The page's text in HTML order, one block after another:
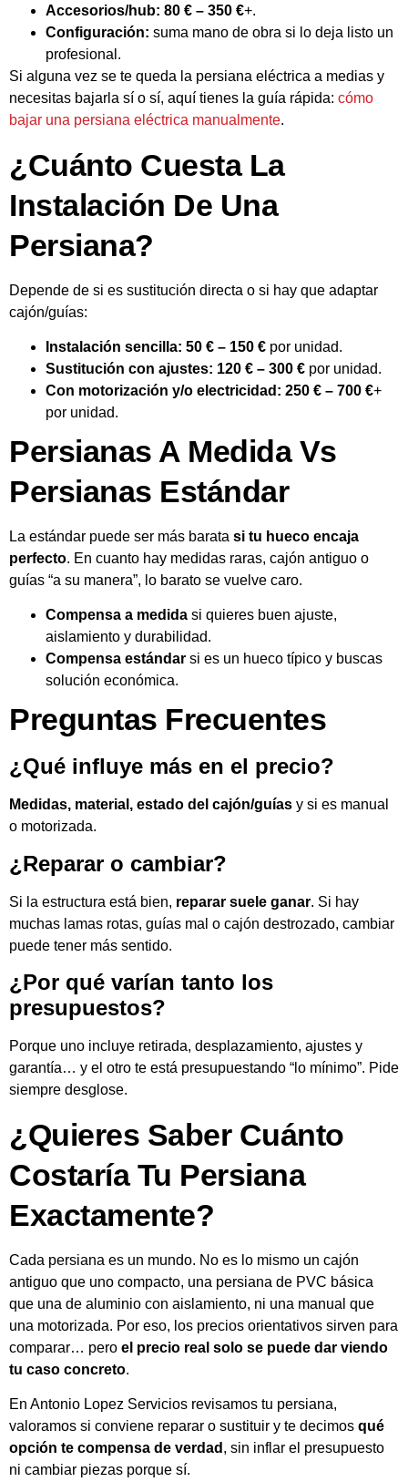
Accesorios/hub: 80 € – 350 €+.
Configuración: suma mano de obra si lo deja listo un
profesional.
Si alguna vez se te queda la persiana eléctrica a medias y
necesitas bajarla sí o sí, aquí tienes la guía rápida: cómo
bajar una persiana eléctrica manualmente.
¿Cuánto Cuesta La
Instalación De Una
Persiana?
Depende de si es sustitución directa o si hay que adaptar
cajón/guías:
Instalación sencilla: 50 € – 150 € por unidad.
Sustitución con ajustes: 120 € – 300 € por unidad.
Con motorización y/o electricidad: 250 € – 700 €+
por unidad.
Persianas A Medida Vs
Persianas Estándar
La estándar puede ser más barata si tu hueco encaja
perfecto. En cuanto hay medidas raras, cajón antiguo o
guías “a su manera”, lo barato se vuelve caro.
Compensa a medida si quieres buen ajuste,
aislamiento y durabilidad.
Compensa estándar si es un hueco típico y buscas
solución económica.
Preguntas Frecuentes
¿Qué influye más en el precio?
Medidas, material, estado del cajón/guías y si es manual
o motorizada.
¿Reparar o cambiar?
Si la estructura está bien, reparar suele ganar. Si hay
muchas lamas rotas, guías mal o cajón destrozado, cambiar
puede tener más sentido.
¿Por qué varían tanto los
presupuestos?
Porque uno incluye retirada, desplazamiento, ajustes y
garantía… y el otro te está presupuestando “lo mínimo”. Pide
siempre desglose.
¿Quieres Saber Cuánto
Costaría Tu Persiana
Exactamente?
Cada persiana es un mundo. No es lo mismo un cajón
antiguo que uno compacto, una persiana de PVC básica
que una de aluminio con aislamiento, ni una manual que
una motorizada. Por eso, los precios orientativos sirven para
comparar… pero el precio real solo se puede dar viendo
tu caso concreto.
En Antonio Lopez Servicios revisamos tu persiana,
valoramos si conviene reparar o sustituir y te decimos qué
opción te compensa de verdad , sin inflar el presupuesto
ni cambiar piezas porque sí.